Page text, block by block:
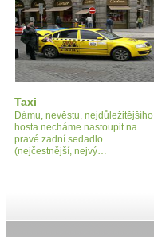
Taxi
Dámu, nevěstu, nejdůležitějšího
hosta necháme nastoupit na
pravé zadní sedadlo
(nejčestnější, nejvý…